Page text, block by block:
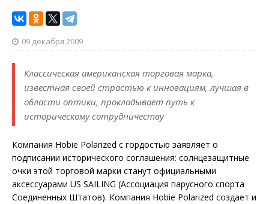
09 декабря 2009
Классическая американская торговая марка,
известная своей страстью к инновациям, лучшая в
области оптики, прокладывает путь к
историческому сотрудничеству
Компания Hobie Polarized с гордостью заявляет о
подписании исторического соглашения: солнцезащитные
очки этой торговой марки станут официальными
аксессуарами US SAILING (Ассоциация парусного спорта
Соединенных Штатов). Компания Hobie Polarized создает и